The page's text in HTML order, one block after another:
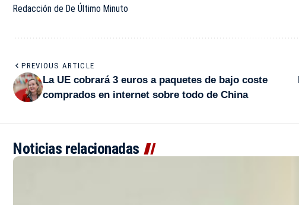
Redacción de De Último Minuto
PREVIOUS ARTICLE
La UE cobrará 3 euros a paquetes de bajo coste
comprados en internet sobre todo de China
Noticias relacionadas